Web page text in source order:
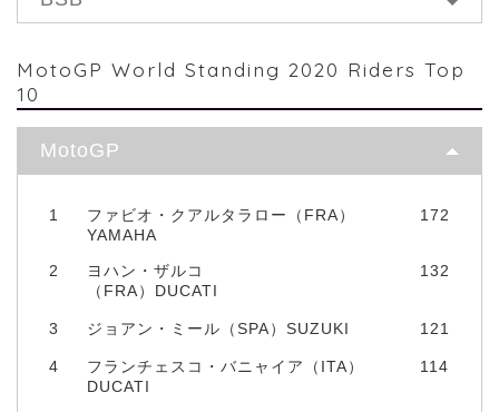
MotoGP World Standing 2020 Riders Top
10
MotoGP
1
ファビオ・クアルタラロー（FRA）
YAMAHA
172
2
ヨハン・ザルコ
（FRA）DUCATI
132
3 ジョアン・ミール（SPA）SUZUKI 121
4
フランチェスコ・バニャイア（ITA）
DUCATI
114